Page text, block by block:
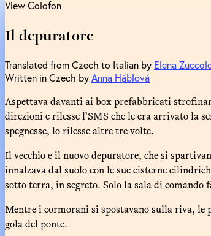
View Colofon
Il depuratore
Translated from Czech to Italian by Elena
Written in Czech byAnna Háblová
Aspettava davanti ai box prefabbricati
direzioni e rilesse l’SMS che le era arrivato la
spegnesse, lo rilesse altre tre volte.
Il vecchio e il nuovo depuratore, che si
innalzava dal suolo con le sue cisterne
sotto terra, in segreto. Solo la sala di comando
Mentre i cormorani si spostavano sulla riva, le
gola del ponte.